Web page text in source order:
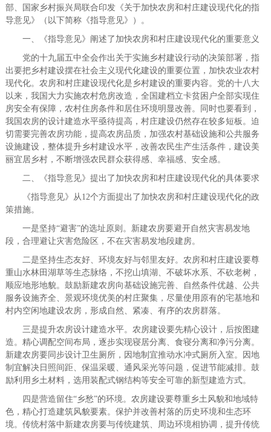
部、国家乡村振兴局联合印发《关于加快农房和村庄建设现代化的指
导意见》（以下简称《指导意见》）。
一、《指导意见》阐述了加快农房和村庄建设现代化的重要意义
党的十九届五中全会作出关于实施乡村建设行动的决策部署，指
出要把乡村建设摆在社会主义现代化建设的重要位置，加快农业农村
现代化。农房和村庄建设现代化是乡村建设的重要内容。党的十八大
以来，我国大力实施农村危房改造，全国建档立卡贫困户全部实现住
房安全有保障，农村住房条件和居住环境明显改善。同时也要看到，
我国农房的设计建造水平亟待提高，村庄建设仍然存在较多短板。迫
切需要完善农房功能，提高农房品质，加强农村基础设施和公共服务
设施建设，整体提升乡村建设水平，改善农民生产生活条件，建设美
丽宜居乡村，不断增强农民群众获得感、幸福感、安全感。
二、《指导意见》提出了加快农房和村庄建设现代化的具体要求
《指导意见》从12个方面提出了加快农房和村庄建设现代化的政
策措施。
一是坚持“避害”的选址原则。新建农房要避开自然灾害易发地
段，合理避让灾害危险区，不在灾害易发地段建房。
二是坚持生态友好、环境友好与邻里友好。农房和村庄建设要尊
重山水林田湖草等生态脉络，不挖山填湖、不破坏水系、不砍老树，
顺应地形地貌。鼓励新建农房向基础设施完善、自然条件优越、公共
服务设施齐全、景观环境优美的村庄聚集，尽量使用原有的宅基地和
村内空闲地建设农房，形成自然、紧凑、有序的农房群落。
三是提升农房设计建造水平。农房建设要先精心设计，后按图建
造。精心调配空间布局，逐步实现寝居分离、食寝分离和净污分离。
新建农房要同步设计卫生厕所，因地制宜推动水冲式厕所入室。因地
制宜解决日照间距、保温采暖、通风采光等问题，促进节能减排。鼓
励利用乡土材料，选用装配式钢结构等安全可靠的新型建造方式。
四是营造留住“乡愁”的环境。农房建设要尊重乡土风貌和地域特
色，精心打造建筑风貌要素。保护并改善村落的历史环境和生态环
境。传统村落中新建农房要与传统建筑、周边环境相协调，提升传统